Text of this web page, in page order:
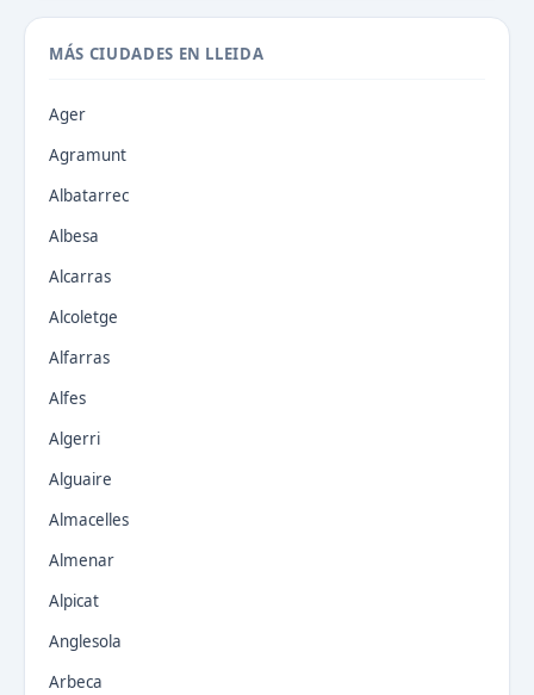
MÁS CIUDADES EN LLEIDA
Ager
Agramunt
Albatarrec
Albesa
Alcarras
Alcoletge
Alfarras
Alfes
Algerri
Alguaire
Almacelles
Almenar
Alpicat
Anglesola
Arbeca